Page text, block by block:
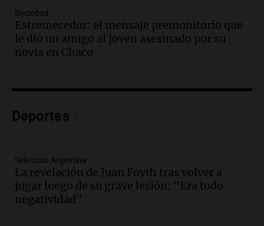
madres buscadoras en México en medio
de crisis de desapariciones
Panorama Federal
Episodios
los vecinos
Episodios
árbol obstaculiza avenidas
Noticias
Episodios
Audio.A 13 años de Salta 2141,
Sociedad
Estremecedor: el mensaje premonitorio que
le dio un amigo al joven asesinado por su
novia en Chaco
Deportes
Selección Argentina
La revelación de Juan Foyth tras volver a
jugar luego de su grave lesión: "Era todo
negatividad"